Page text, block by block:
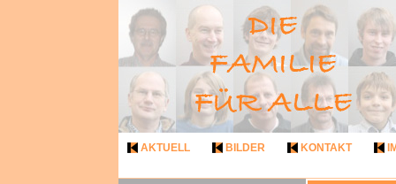
AKTUELL BILDER KONTAKT